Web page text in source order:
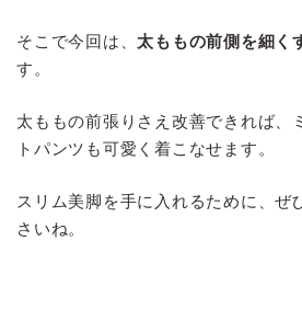
そこで今回は、 太ももの前側を細く
す。
太ももの前張りさえ改善できれば、
トパンツも可愛く着こなせます。
スリム美脚を手に入れるために、ぜ
さいね。